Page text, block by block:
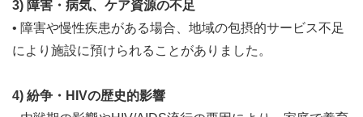
3) 障害・病気、ケア資源の不足
• 障害や慢性疾患がある場合、地域の包摂的サービス不足
により施設に預けられることがありました。
4) 紛争・HIVの歴史的影響